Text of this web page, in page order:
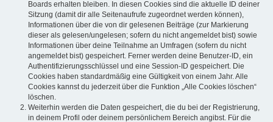
Boards erhalten bleiben. In diesen Cookies sind die aktuelle ID deiner
Sitzung (damit dir alle Seitenaufrufe zugeordnet werden können),
Informationen über die von dir gelesenen Beiträge (zur Markierung
dieser als gelesen/ungelesen; sofern du nicht angemeldet bist) sowie
Informationen über deine Teilnahme an Umfragen (sofern du nicht
angemeldet bist) gespeichert. Ferner werden deine Benutzer-ID, ein
Authentifizierungsschlüssel und eine Session-ID gespeichert. Die
Cookies haben standardmäßig eine Gültigkeit von einem Jahr. Alle
Cookies kannst du jederzeit über die Funktion „Alle Cookies löschen“
löschen.
Weiterhin werden die Daten gespeichert, die du bei der Registrierung,
in deinem Profil oder deinem persönlichem Bereich angibst. Für die